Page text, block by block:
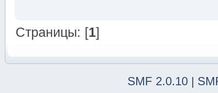
Страницы: [1]
SMF 2.0.10|